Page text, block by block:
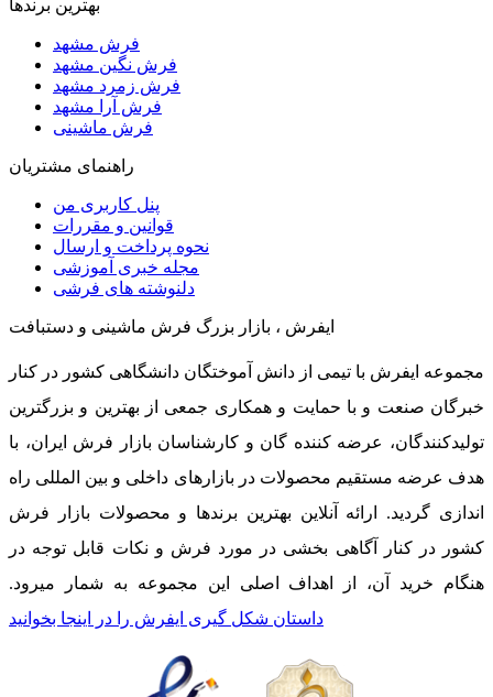
بهترین برندها
فرش مشهد
فرش نگین مشهد
فرش زمرد مشهد
فرش آرا مشهد
فرش ماشینی
راهنمای مشتریان
پنل کاربری من
قوانین و مقررات
نحوه پرداخت و ارسال
مجله خبری آموزشی
دلنوشته های فرشی
ایفرش ، بازار بزرگ فرش ماشینی و دستبافت
مجموعه ایفرش با تیمی از دانش آموختگان دانشگاهی کشور در کنار
خبرگان صنعت و با حمایت و همکاری جمعی از بهترین و بزرگترین
تولیدکنندگان، عرضه کننده گان و کارشناسان بازار فرش ایران، با
هدف عرضه مستقیم محصولات در بازارهای داخلی و بین المللی راه
اندازی گردید. ارائه آنلاین بهترین برندها و محصولات بازار فرش
کشور در کنار آگاهی بخشی در مورد فرش و نکات قابل توجه در
هنگام خرید آن، از اهداف اصلی این مجموعه به شمار میرود.
داستان شکل گیری ایفرش را در اینجا بخوانید